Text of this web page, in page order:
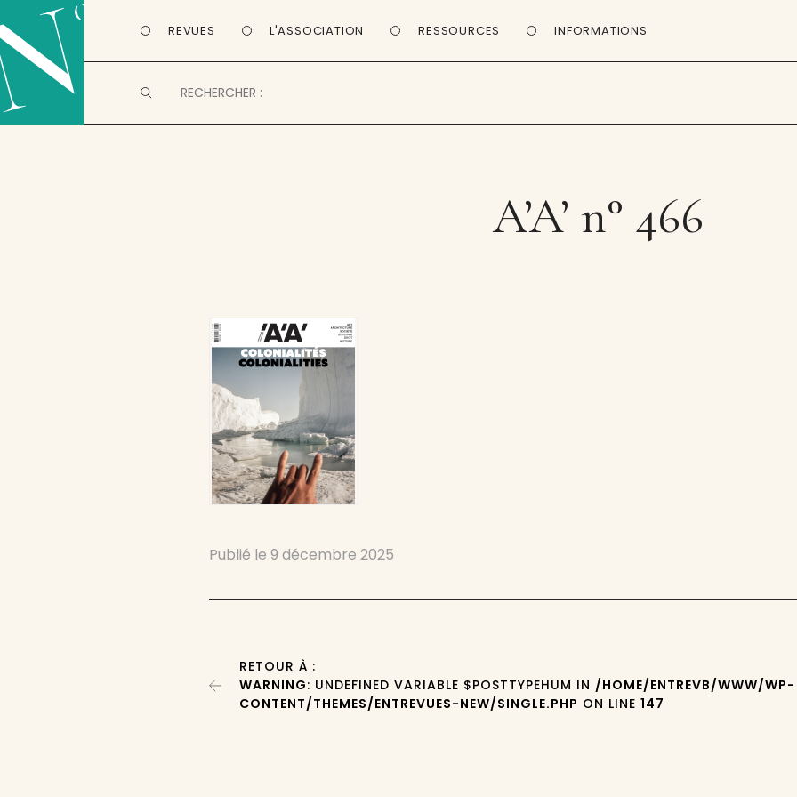
REVUES L'ASSOCIATION RESSOURCES INFORMATIONS
A’A’ n° 466
Publié le9 décembre 2025
RETOUR À :
WARNING: UNDEFINED VARIABLE $POSTTYPEHUM IN /HOME/ENTREVB/WWW/WP-
CONTENT/THEMES/ENTREVUES-NEW/SINGLE.PHP ON LINE147